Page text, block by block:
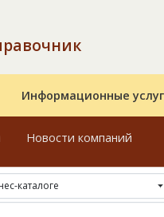
Информационные
Новости компаний
каталоге